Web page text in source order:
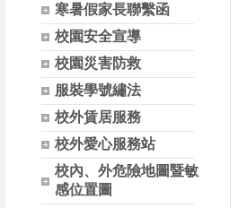
寒暑假家長聯繫函
校園安全宣導
校園災害防救
服裝學號繡法
校外賃居服務
校外愛心服務站
校內、外危險地圖暨敏
感位置圖